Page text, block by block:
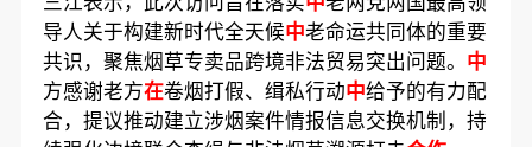
导人关于构建新时代全天候中老命运共同体的重要
共识，聚焦烟草专卖品跨境非法贸易突出问题。 中
方感谢老方在卷烟打假、缉私行动中给予的有力配
合，提议推动建立涉烟案件情报信息交换机制，持